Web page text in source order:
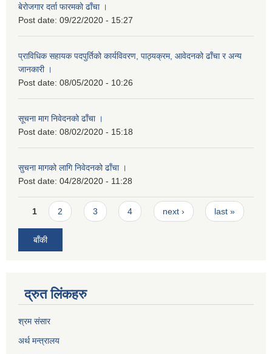
बेरोजगार दर्ता फारमको ढाँचा ।
Post date: 09/22/2020 - 15:27
प्राविधिक सहायक पदपुर्तिको कार्यविवरण, पाठ्यक्रम, आवेदनको ढाँचा र अन्य
जानकारी ।
Post date: 08/05/2020 - 10:26
सूचना माग निवेदनको ढाँचा ।
Post date: 08/02/2020 - 15:18
सुचना मागको लागि निवेदनको ढाँचा ।
Post date: 04/28/2020 - 11:28
Pages
1 2 3 4 next › last »
बाँकी
द्रुत लिंकहरु
श्रम संसार
अर्थ मन्त्रालय